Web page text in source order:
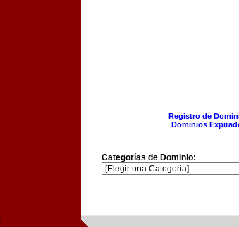
Registro de
Dominios
Categorías de Dominio: